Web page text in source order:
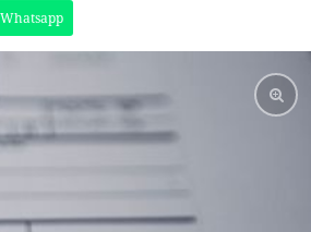
Whatsapp